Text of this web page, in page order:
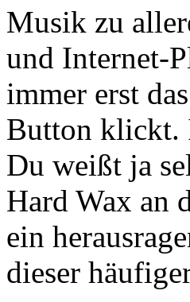
Musik zu
und Internet-
immer erst
Button klickt.
Du weißt ja
Hard Wax an
ein
dieser